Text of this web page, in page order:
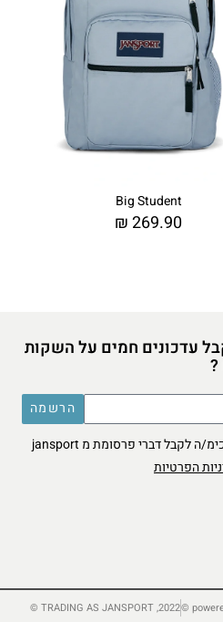
Big Student
₪269.90
עדכונים חמים על השקות
?
אני מסכימ/ה לקבל דברי פרסומת מ jansport
הפרטיות
הרשמה
2022, TRADING AS JANSPORT ©